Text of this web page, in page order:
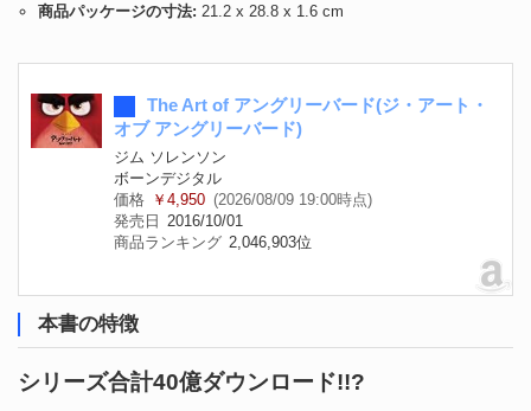
商品パッケージの寸法: 21.2 x 28.8 x 1.6 cm
The Art of アングリーバード(ジ・アート・
オブ アングリーバード)
ジム ソレンソン
ボーンデジタル
価格
￥4,950 (2026/08/09 19:00時点)
発売日
2016/10/01
商品ランキング 2,046,903位
本書の特徴
シリーズ合計40億ダウンロード!!?